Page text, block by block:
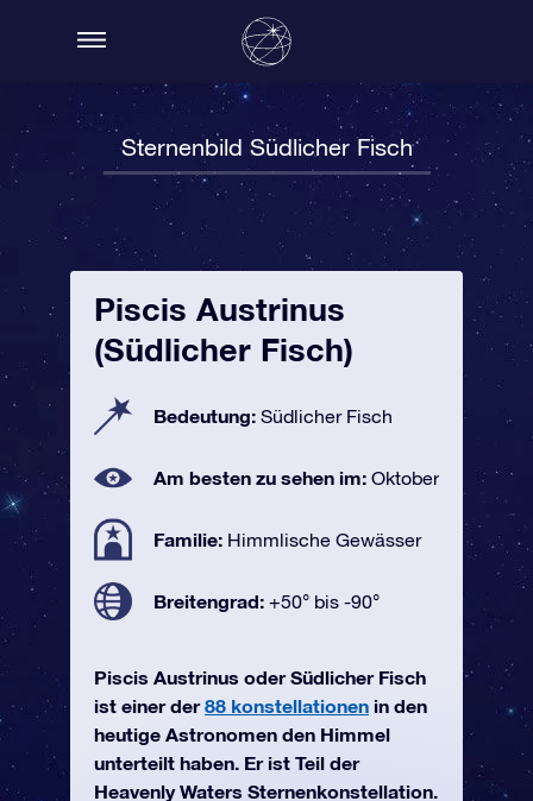
Sternenbild Südlicher Fisch
Piscis Austrinus
(Südlicher Fisch)
Bedeutung: Südlicher Fisch
Am besten zu sehen im: Oktober
Familie: Himmlische Gewässer
Breitengrad: +50° bis -90°
Piscis Austrinus oder Südlicher Fisch
ist einer der88 konstellationen in den
heutige Astronomen den Himmel
unterteilt haben. Er ist Teil der
Heavenly Waters Sternenkonstellation.